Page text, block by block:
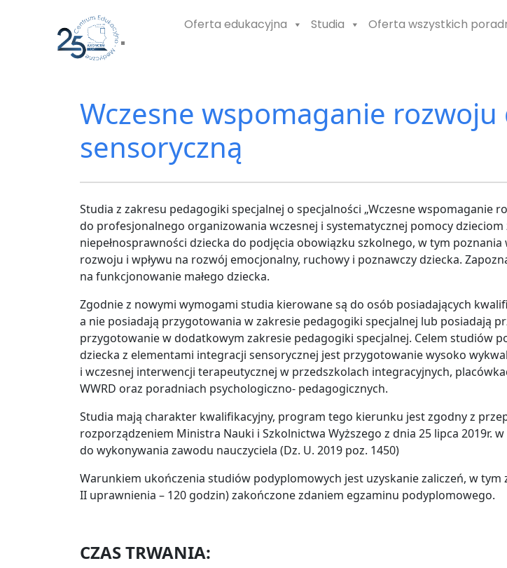
Oferta edukacyjna Studia Oferta wszystkich
Wczesne wspomaganie
sensoryczną
Studia z zakresu pedagogiki specjalnej o specjalności „Wczesne wspomaganie
do profesjonalnego organizowania wczesnej i systematycznej pomocy
niepełnosprawności dziecka do podjęcia obowiązku szkolnego, w tym
rozwoju i wpływu na rozwój emocjonalny, ruchowy i poznawczy dziecka.
na funkcjonowanie małego dziecka.
Zgodnie z nowymi wymogami studia kierowane są do osób posiadających
a nie posiadają przygotowania w zakresie pedagogiki specjalnej lub posiadają
przygotowanie w dodatkowym zakresie pedagogiki specjalnej. Celem studiów
dziecka z elementami integracji sensorycznej jest przygotowanie wysoko
i wczesnej interwencji terapeutycznej w przedszkolach integracyjnych,
WWRD oraz poradniach psychologiczno- pedagogicznych.
Studia mają charakter kwalifikacyjny, program tego kierunku jest zgodny z
rozporządzeniem Ministra Nauki i Szkolnictwa Wyższego z dnia 25 lipca 2019r.
do wykonywania zawodu nauczyciela (Dz. U. 2019 poz. 1450)
Warunkiem ukończenia studiów podyplomowych jest uzyskanie zaliczeń, w
II uprawnienia – 120 godzin) zakończone zdaniem egzaminu podyplomowego.
CZAS TRWANIA: